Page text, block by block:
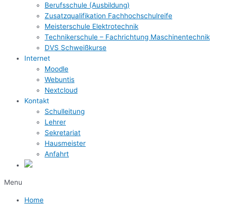
Berufsschule (Ausbildung)
Zusatzqualifikation Fachhochschulreife
Meisterschule Elektrotechnik
Technikerschule – Fachrichtung Maschinentechnik
DVS Schweißkurse
Internet
Moodle
Webuntis
Nextcloud
Kontakt
Schulleitung
Lehrer
Sekretariat
Hausmeister
Anfahrt
Menu
Home